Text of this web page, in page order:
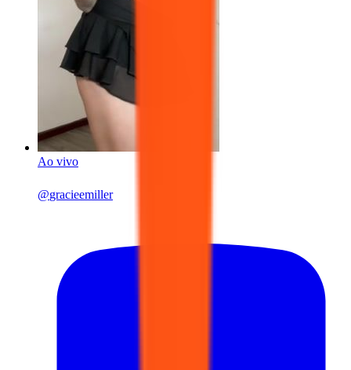
Ao vivo
@gracieemiller